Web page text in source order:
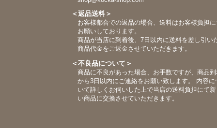
＜返品送料＞
お客様都合での返品の場合、送料はお客様負担に
お願いしております。
商品が当店に到着後、7日以内に送料を差し引い
商品代金をご返金させていただきます。
＜不良品について＞
商品に不良があった場合、お手数ですが、商品
から3日以内にご連絡をお願い致します。 内容に
いて詳しくお伺いした上で当店の送料負担にて新
い商品に交換させていただきます。